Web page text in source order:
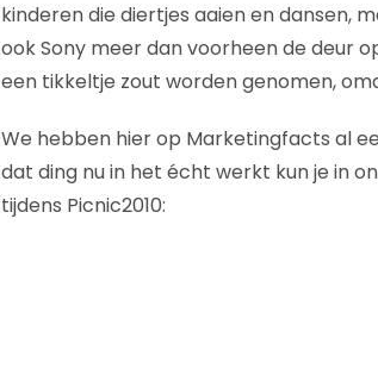
kinderen die diertjes aaien en dansen,
ook Sony meer dan voorheen de deur
een tikkeltje zout worden genomen,
We hebben hier op Marketingfacts al
dat ding nu in het écht werkt kun je in
tijdens Picnic2010: